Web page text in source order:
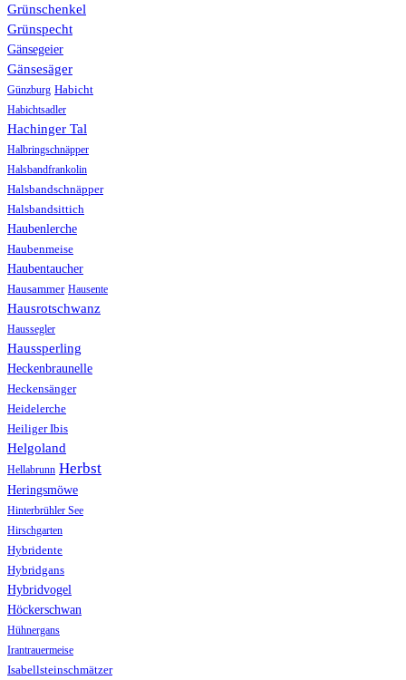
Grünschenkel
Grünspecht
Gänsegeier
Gänsesäger
Günzburg Habicht
Habichtsadler
Hachinger Tal
Halbringschnäpper
Halsbandfrankolin
Halsbandschnäpper
Halsbandsittich
Haubenlerche
Haubenmeise
Haubentaucher
Hausammer Hausente
Hausrotschwanz
Haussegler
Haussperling
Heckenbraunelle
Heckensänger
Heidelerche
Heiliger Ibis
Helgoland
Hellabrunn Herbst
Heringsmöwe
Hinterbrühler See
Hirschgarten
Hybridente
Hybridgans
Hybridvogel
Höckerschwan
Hühnergans
Irantrauermeise
Isabellsteinschmätzer